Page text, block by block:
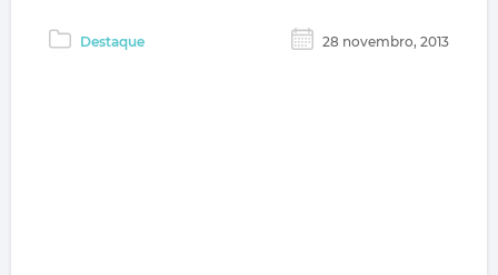
Destaque 28 novembro, 2013